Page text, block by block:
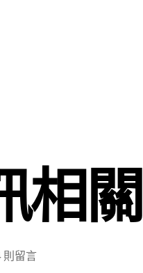
相關
則留言